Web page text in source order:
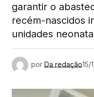
garantir o
recém-nascidos
unidades
por Da redação15/